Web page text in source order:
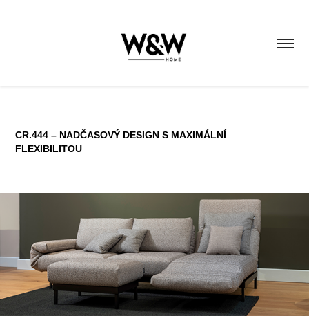
CR.444 – NADČASOVÝ DESIGN S MAXIMÁLNÍ
FLEXIBILITOU